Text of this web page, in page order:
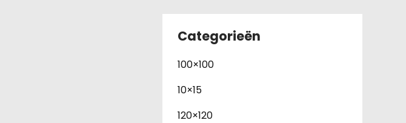
Categorieën
100×100
10×15
120×120